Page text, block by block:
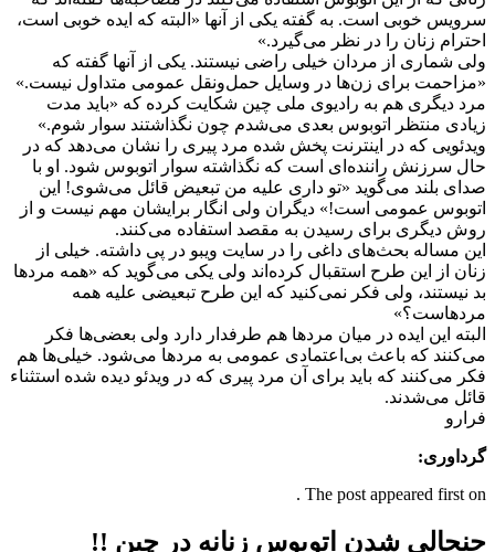
سرویس خوبی است. به گفته یکی از آنها «البته که ایده خوبی است،
احترام زنان را در نظر می‌گیرد.»
ولی شماری از مردان خیلی راضی نیستند. یکی از آنها گفته که
«مزاحمت برای زن‌ها در وسایل حمل‌ونقل عمومی متداول نیست.»
مرد دیگری هم به رادیوی ملی چین شکایت کرده که «باید مدت
زیادی منتظر اتوبوس بعدی می‌شدم چون نگذاشتند سوار شوم.»
ویدئویی که در اینترنت پخش شده مرد پیری را نشان می‌دهد که در
حال سرزنش راننده‌ای است که نگذاشته سوار اتوبوس شود. او با
صدای بلند می‌گوید «تو داری علیه من تبعیض قائل می‌شوی! این
اتوبوس عمومی است!» دیگران ولی انگار برایشان مهم نیست و از
روش دیگری برای رسیدن به مقصد استفاده می‌کنند.
این مساله بحث‌های داغی را در سایت ویبو در پی داشته. خیلی از
زنان از این طرح استقبال کرده‌اند ولی یکی می‌گوید که «همه مردها
بد نیستند، ولی فکر نمی‌کنید که این طرح تبعیضی علیه همه
مردهاست؟»
البته این ایده در میان مردها هم طرفدار دارد ولی بعضی‌ها فکر
می‌کنند که باعث بی‌اعتمادی عمومی به مردها می‌شود. خیلی‌ها هم
فکر می‌کنند که باید برای آن مرد پیری که در ویدئو دیده شده استثناء
قائل می‌شدند.
فرارو
گرداوری:
The post appeared first on .
جنجالی شدن اتوبوس‌ زنانه در چین !!